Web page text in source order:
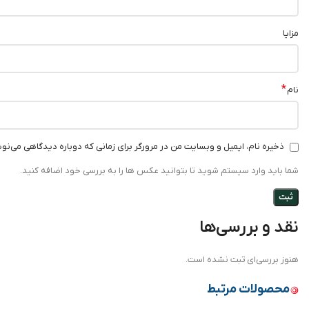
نقد و بررسی‌ها
هنوز بررسی‌ای ثبت نشده است.
مزایا
نام*
ذخیره نام، ایمیل و وبسایت من در مرورگر برای زمانی که دوباره دیدگاهی
شما باید وارد سیستم شوید تا بتوانید عکس ها را به بررسی خود اضافه کنید.
محصولات مرتبط